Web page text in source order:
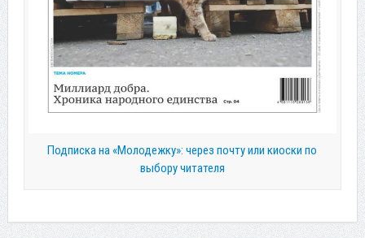
Подписка на «Молодежку»: через почту или киоски по
выбору читателя